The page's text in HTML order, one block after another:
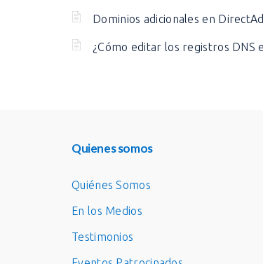
Dominios adicionales en
¿Cómo editar los registros DNS
Quienes somos
Quiénes Somos
En los Medios
Testimonios